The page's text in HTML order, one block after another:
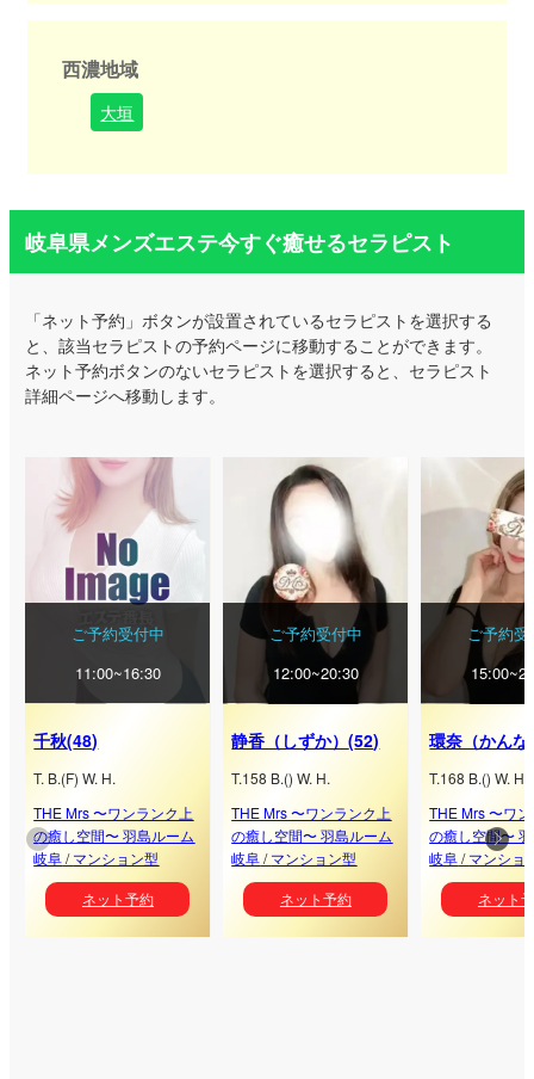
西濃地域
大垣
岐阜県メンズエステ今すぐ癒せるセラピスト
「ネット予約」ボタンが設置されているセラピストを選択する
と、該当セラピストの予約ページに移動することができます。
ネット予約ボタンのないセラピストを選択すると、セラピスト
詳細ページへ移動します。
ご予約受付中
11:00~16:30
千秋(48)
T. B.(F) W. H.
THE Mrs 〜ワンランク上
の癒し空間〜 羽島ルーム
岐阜/マンション型
ネット予約
ご予約受付中
12:00~20:30
静香（しずか）(52)
T.158 B.() W. H.
THE Mrs 〜ワンランク上
の癒し空間〜 羽島ルーム
岐阜/マンション型
ネット予約
ご予約受
環奈（かんな
T.168 B.() W. H.
THE Mrs 〜ワ
の癒し空間〜
岐阜/マンショ
ネット